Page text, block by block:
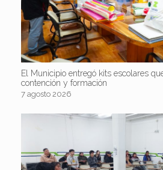
El Municipio entregó kits escolares
contención y formación
7 agosto 2026